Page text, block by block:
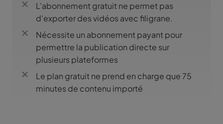
L'abonnement gratuit ne permet pas
d'exporter des vidéos avec filigrane.
Nécessite un abonnement payant pour
permettre la publication directe sur
plusieurs plateformes
Le plan gratuit ne prend en charge que 75
minutes de contenu importé